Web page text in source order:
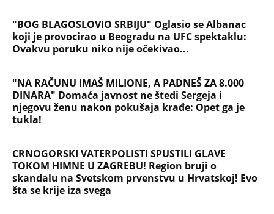
"BOG BLAGOSLOVIO SRBIJU" Oglasio se Albanac
koji je provocirao u Beogradu na UFC spektaklu:
Ovakvu poruku niko nije očekivao...
"NA RAČUNU IMAŠ MILIONE, A PADNEŠ ZA 8.000
DINARA" Domaća javnost ne štedi Sergeja i
njegovu ženu nakon pokušaja krađe: Opet ga je
tukla!
CRNOGORSKI VATERPOLISTI SPUSTILI GLAVE
TOKOM HIMNE U ZAGREBU! Region bruji o
skandalu na Svetskom prvenstvu u Hrvatskoj! Evo
šta se krije iza svega